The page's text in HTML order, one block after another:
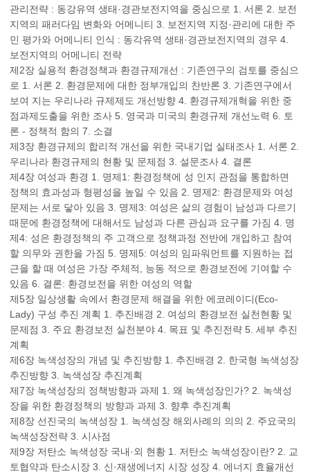
관리전략 : 동강유역 생태·경관보전지역을 중심으로 1. 서론 2. 보전
지역의 패러다임 변화와 어메니티 3. 보전지역 지정·관리에 대한 주
민 평가와 어메니티 인식 : 동각유역 생태·경관보전지역의 경우 4.
보전지역의 어메니티 전략
제2장 실용적 환경정책과 환경규제개선 : 기존연구의 검토를 중심으
로 1. 서론 2. 환경문제에 대한 정부개입의 찬반론 3. 기존연구에서
보여 지는 우리나라 규제제도 개선방향 4. 환경규제개혁을 위한 중
점과제도출을 위한 조사 5. 영국과 미국의 환경규제 개선노력 6. 토
론 - 정책적 함의 7. 소결
제3장 환경규제의 합리적 개선을 위한 국내기업 실태조사 1. 서론 2.
우리나라 환경규제의 현황 및 문제점 3. 설문조사 4. 결론
제4장 여성과 환경 1. 명제1: 환경정책에 성 인지 관점을 통합하면
정책의 효과성과 형평성을 높일 수 있음 2. 명제2: 환경문제와 여성
문제는 서로 닿아 있음 3. 명제3: 여성은 삶의 경험이 남성과 다르기
때문에 환경정책에 대해서도 남성과 다른 관심과 요구를 가짐 4. 명
제4: 성은 환경정책의 주 고객으로 정책과정 전반에 개입하고 참여
할 의무와 권한을 가짐 5. 명제5: 여성의 임파워먼트를 지원하는 접
근을 할 때 여성은 가장 주체적, 능동 적으로 환경보전에 기여할 수
있음 6. 결론: 환경보전을 위한 여성의 역할
제5장 일상생활 속에서 환경문제 해결을 위한 에코레이디(Eco-
Lady) 구성 추진 계획 1. 추진배경 2. 여성의 환경보전 실천현황 및
문제점 3. 주요 환경보전 실천분야 4. 목표 및 추진전략 5. 세부 추진
계획
제6장 녹색성장의 개념 및 추진방향 1. 추진배경 2. 한국형 녹색성장
추진방향 3. 녹색성장 추진계획
제7장 녹색성장의 정책방향과 과제 1. 왜 녹색성장인가? 2. 녹색성
장을 위한 환경정책의 방향과 과제 3. 향후 추진계획
제8장 선진국의 녹색성장 1. 녹색성장 해외사례의 의의 2. 주요국의
녹색성장전략 3. 시사점
제9장 저탄소 녹색성장 국내·외 현황 1. 저탄소 녹색성장이란? 2. 교
토협약과 탄소시장 3. 신·재생에너지 시장 성장 4. 에너지 효율개선